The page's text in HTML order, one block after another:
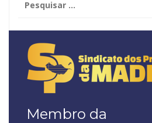
por:
Membro da